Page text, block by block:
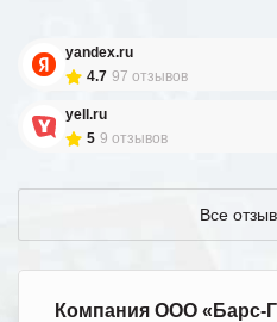
yandex.ru
4.7 97 отзывов
yell.ru
5 9 отзывов
Все
Компания ООО «Барс-